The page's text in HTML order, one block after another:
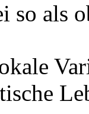
so als